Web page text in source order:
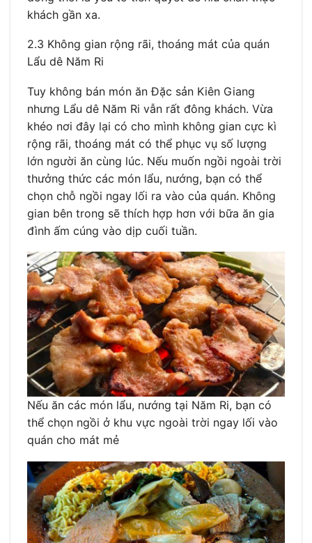
khách gần xa.
2.3 Không gian rộng rãi, thoáng mát của quán
Lẩu dê Năm Ri
Tuy không bán món ăn Đặc sản Kiên Giang
nhưng Lẩu dê Năm Ri vẫn rất đông khách. Vừa
khéo nơi đây lại có cho mình không gian cực kì
rộng rãi, thoáng mát có thể phục vụ số lượng
lớn người ăn cùng lúc. Nếu muốn ngồi ngoài trời
thưởng thức các món lẩu, nướng, bạn có thể
chọn chỗ ngồi ngay lối ra vào của quán. Không
gian bên trong sẽ thích hợp hơn với bữa ăn gia
đình ấm cúng vào dịp cuối tuần.
Nếu ăn các món lẩu, nướng tại Năm Ri, bạn có
thể chọn ngồi ở khu vực ngoài trời ngay lối vào
quán cho mát mẻ